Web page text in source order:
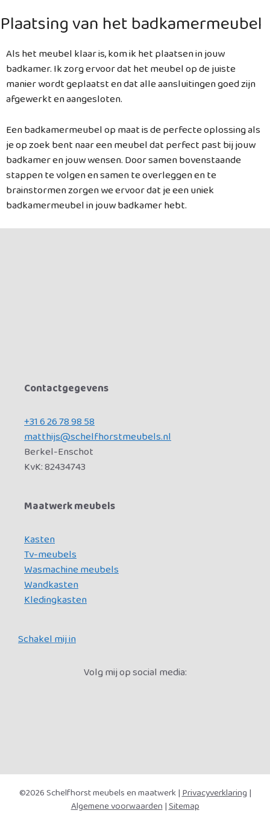
Plaatsing van het badkamermeubel
Als het meubel klaar is, kom ik het plaatsen in jouw
badkamer. Ik zorg ervoor dat het meubel op de juiste
manier wordt geplaatst en dat alle aansluitingen goed zijn
afgewerkt en aangesloten.
Een badkamermeubel op maat is de perfecte oplossing als
je op zoek bent naar een meubel dat perfect past bij jouw
badkamer en jouw wensen. Door samen bovenstaande
stappen te volgen en samen te overleggen en te
brainstormen zorgen we ervoor dat je een uniek
badkamermeubel in jouw badkamer hebt.
Contactgegevens
+31 6 26 78 98 58
matthijs@schelfhorstmeubels.nl
Berkel-Enschot
KvK: 82434743
Maatwerk meubels
Kasten
Tv-meubels
Wasmachine meubels
Wandkasten
Kledingkasten
Schakel mij in
Volg mij op social media:
©2026 Schelfhorst meubels en maatwerk |Privacyverklaring |
Algemene voorwaarden|Sitemap